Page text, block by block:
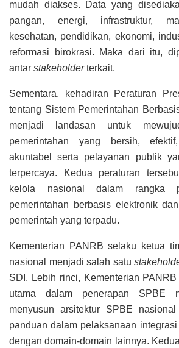
mudah diakses. Data yang
pangan, energi, infrastruktur,
kesehatan, pendidikan, ekonomi,
reformasi birokrasi. Maka dari itu,
antar stakeholderterkait.
Sementara, kehadiran Peraturan
tentang Sistem Pemerintahan
menjadi landasan untuk
pemerintahan yang bersih,
akuntabel serta pelayanan publik
terpercaya. Kedua peraturan
kelola nasional dalam rangka
pemerintahan berbasis elektronik
pemerintah yang terpadu.
Kementerian PANRB selaku ketua
nasional menjadi salah satu
SDI. Lebih rinci, Kementerian
utama dalam penerapan SPBE
menyusun arsitektur SPBE
panduan dalam pelaksanaan
dengan domain-domain lainnya.